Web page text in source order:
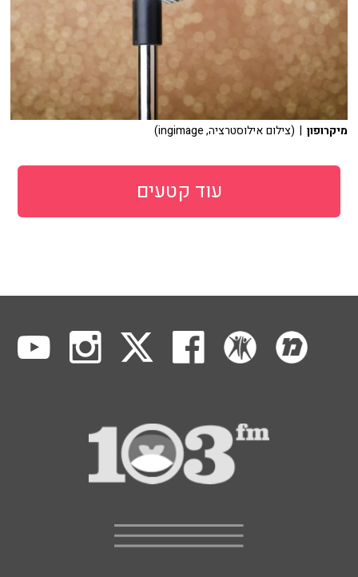
מיקרופון | (צילום אילוסטרציה, ingimage)
עוד קטעים